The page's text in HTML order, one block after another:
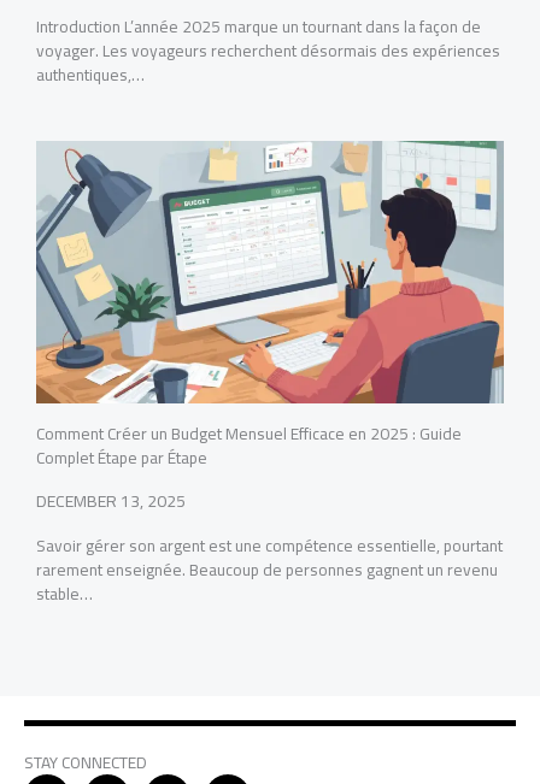
Introduction L’année 2025 marque un tournant dans la façon de
voyager. Les voyageurs recherchent désormais des expériences
authentiques,…
Comment Créer un Budget Mensuel Efficace en 2025 : Guide
Complet Étape par Étape
DECEMBER 13, 2025
Savoir gérer son argent est une compétence essentielle, pourtant
rarement enseignée. Beaucoup de personnes gagnent un revenu
stable…
STAY CONNECTED